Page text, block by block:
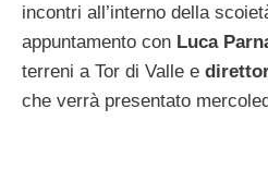
incontri all’interno della
appuntamento con Luca
terreni a Tor di Valle e
che verrà presentato